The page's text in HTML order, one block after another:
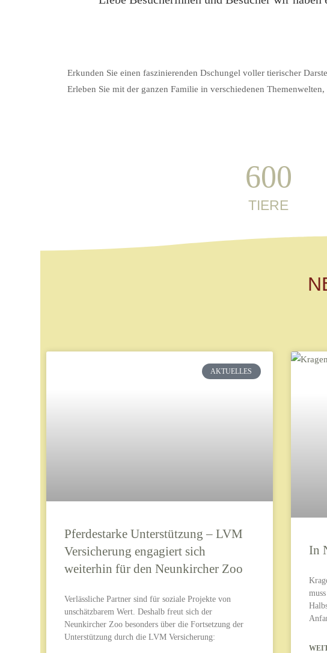
Erkunden Sie einen faszinierenden Dschungel voller tierischer
Erleben Sie mit der ganzen Familie in verschiedenen
600
TIERE
AKTUELLES
Pferdestarke Unterstützung – LVM
Versicherung engagiert sich
weiterhin für den Neunkircher Zoo
Verlässliche Partner sind für soziale Projekte von
unschätzbarem Wert. Deshalb freut sich der
Neunkircher Zoo besonders über die Fortsetzung der
Unterstützung durch die LVM Versicherung:
In